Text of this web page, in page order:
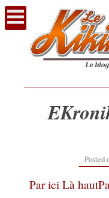
Voir
contenu
Posted
Par ici Là haut